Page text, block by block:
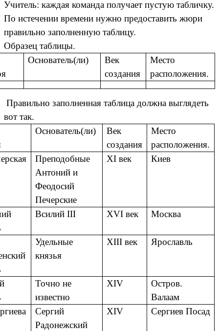
Учитель: каждая команда получает пустую табличку.
По истечении времени нужно предоставить жюри
правильно заполненную таблицу.
Образец таблицы.
Основатель(ли)
Век
создания
Место
расположения.
Правильно заполненная таблица должна выглядеть
вот так.
Основатель(ли)
Век
создания
Место
расположения.
Преподобные
Антоний и
Феодосий
Печерские
XI век Киев
Всилий III XVI век Москва
Удельные
князья
XIII век Ярославль
Точно не
известно
XIV
Остров.
Валаам
Сергий
Радонежский
XIV Сергиев Посад